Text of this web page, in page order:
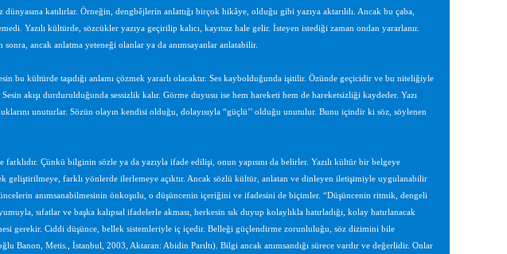
katılırlar. Örneğin, dengbêjlerin anlattığı birçok hikâye, olduğu gibi yazıya aktarıldı. Ancak bu çaba,
Yazılı kültürde, sözcükler yazıya geçirilip kalıcı, kayıtsız hale gelir. İsteyen istediği zaman ondan yararlanır.
ancak anlatma yeteneği olanlar ya da anımsayanlar anlatabilir.
bu kültürde taşıdığı anlamı çözmek yararlı olacaktır. Ses kaybolduğunda işitilir. Özünde geçicidir ve bu niteliğiyle
akışı durdurulduğunda sessizlik kalır. Görme duyusu ise hem hareketi hem de hareketsizliği kaydeder. Yazı
unuturlar. Sözün olayın kendisi olduğu, dolayısıyla “güçlü’’ olduğu unutulur. Bunu içindir ki söz, söylenen
Çünkü bilginin sözle ya da yazıyla ifade edilişi, onun yapısını da belirler. Yazılı kültür bir belgeye
geliştirilmeye, farklı yönlerde ilerlemeye açıktır. Ancak sözlü kültür, anlatan ve dinleyen iletişimiyle uygulanabilir
anımsanabilmesinin önkoşulu, o düşüncenin içeriğini ve ifadesini de biçimler. “Düşüncenin ritmik, dengeli
sıfatlar ve başka kalıpsal ifadelerle akması, herkesin sık duyup kolaylıkla hatırladığı, kolay hatırlanacak
gerekir. Ciddi düşünce, bellek sistemleriyle iç içedir. Belleği güçlendirme zorunluluğu, söz dizimini bile
Banon, Metis., İstanbul, 2003, Aktaran: Abidin Parıltı). Bilgi ancak anımsandığı sürece vardır ve değerlidir. Onlar